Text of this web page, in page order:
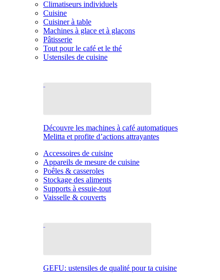
Climatiseurs individuels
Cuisine
Cuisiner à table
Machines à glace et à glaçons
Pâtisserie
Tout pour le café et le thé
Ustensiles de cuisine
Découvre les machines à café automatiques
Melitta et profite d’actions attrayantes
Accessoires de cuisine
Appareils de mesure de cuisine
Poêles & casseroles
Stockage des aliments
Supports à essuie-tout
Vaisselle & couverts
GEFU: ustensiles de qualité pour ta cuisine